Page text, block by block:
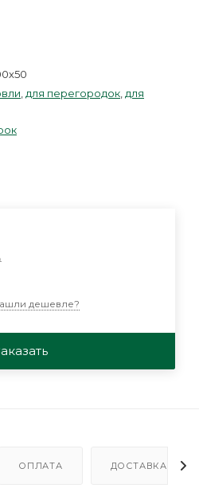
для перегородок для
дешевле?
ОПЛАТА ДОСТАВКА